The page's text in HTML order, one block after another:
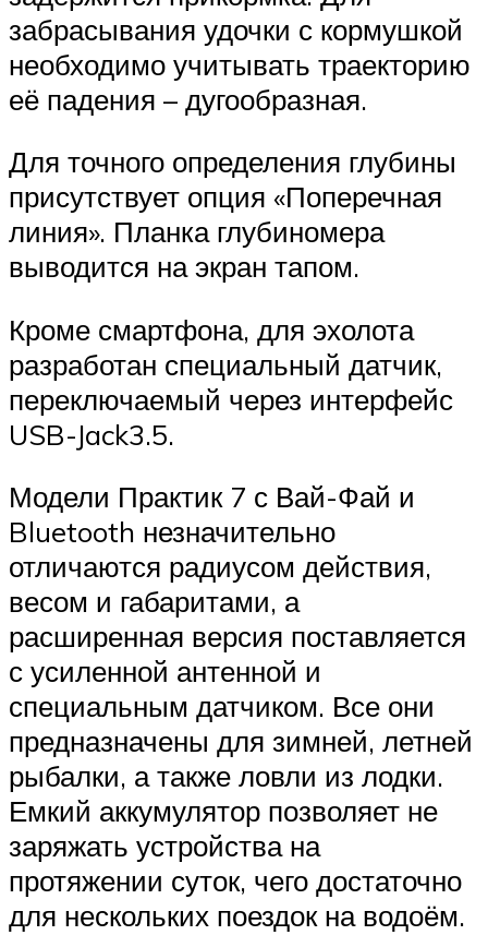
забрасывания удочки с кормушкой
необходимо учитывать траекторию
её падения – дугообразная.
Для точного определения глубины
присутствует опция «Поперечная
линия». Планка глубиномера
выводится на экран тапом.
Кроме смартфона, для эхолота
разработан специальный датчик,
переключаемый через интерфейс
USB-Jack3.5.
Модели Практик 7 с Вай-Фай и
Bluetooth незначительно
отличаются радиусом действия,
весом и габаритами, а
расширенная версия поставляется
с усиленной антенной и
специальным датчиком. Все они
предназначены для зимней, летней
рыбалки, а также ловли из лодки.
Емкий аккумулятор позволяет не
заряжать устройства на
протяжении суток, чего достаточно
для нескольких поездок на водоём.